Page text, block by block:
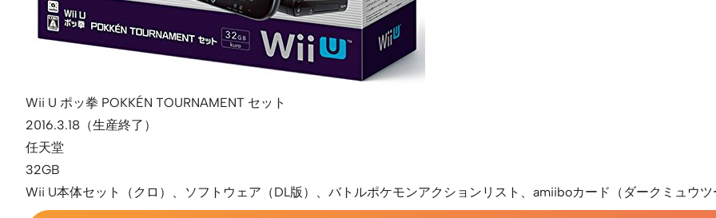
Wii U ポッ拳 POKKÉN TOURNAMENT セット
2016.3.18（生産終了）
任天堂
32GB
Wii U本体セット（クロ）、ソフトウェア（DL版）、バトルポケモンアクションリスト、amiiboカード（ダークミュウツ